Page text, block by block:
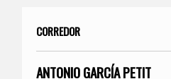
CORREDOR
ANTONIO GARCÍA PETIT